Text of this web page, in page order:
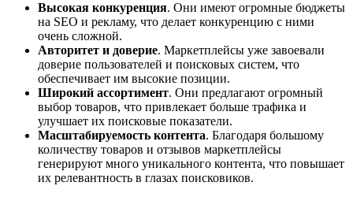
Высокая конкуренция. Они имеют огромные бюджеты
на SEO и рекламу, что делает конкуренцию с ними
очень сложной.
Авторитет и доверие. Маркетплейсы уже завоевали
доверие пользователей и поисковых систем, что
обеспечивает им высокие позиции.
Широкий ассортимент. Они предлагают огромный
выбор товаров, что привлекает больше трафика и
улучшает их поисковые показатели.
Масштабируемость контента. Благодаря большому
количеству товаров и отзывов маркетплейсы
генерируют много уникального контента, что повышает
их релевантность в глазах поисковиков.